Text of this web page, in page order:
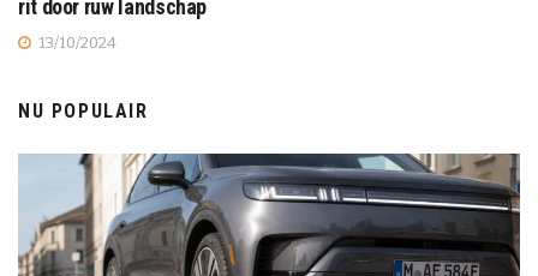
rit door ruw landschap
13/10/2024
NU POPULAIR